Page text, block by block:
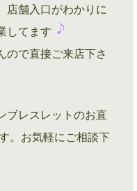
店舗入口がわかりに
してます
ので直接ご来店下さ
ブレスレットのお直
。お気軽にご相談下